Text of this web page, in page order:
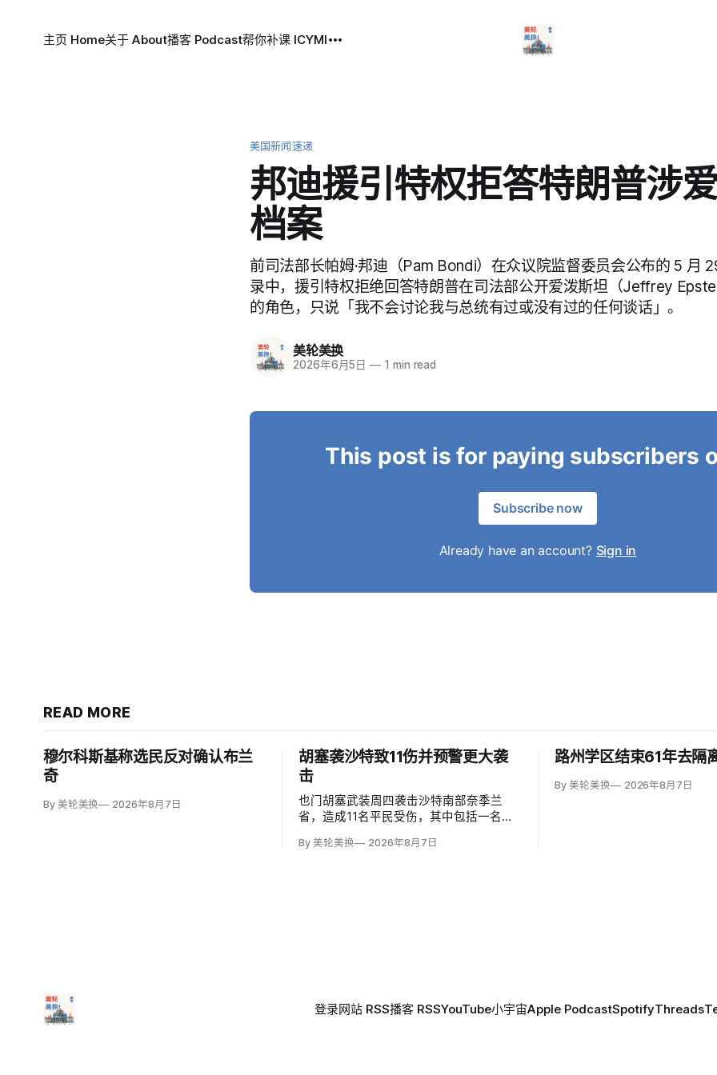
主页 Home关于 About播客 Podcast帮你补课 ICYMI
美国新闻速递
邦迪援引特权拒答特朗普涉
档案
前司法部长帕姆·邦迪（Pam Bondi）在众议院监督委员会公布的 5 月
录中，援引特权拒绝回答特朗普在司法部公开爱泼斯坦（Jeffrey
的角色，只说「我不会讨论我与总统有过或没有过的任何谈话」。
美轮美换
2026年6月5日 — 1 min read
This post is for paying subscribers
Subscribe now
Already have an account? Sign in
READ MORE
穆尔科斯基称选民反对确认布兰
奇
By 美轮美换 2026年8月7日
胡塞袭沙特致11伤并预警更大袭
击
也门胡塞武装周四袭击沙特南部奈季兰
省，造成11名平民受伤，其中包括一名二
图尔基·马利基（Turki al-Maliki）指控胡塞
By 美轮美换 2026年8月7日
路州学区结束61年去隔
By 美轮美换 2026年8月7日
登录网站 RSS播客 RSSYouTube小宇宙Apple PodcastSpotifyThreads